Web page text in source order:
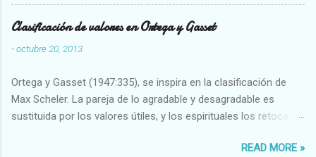
Clasificación de valores en Ortega y Gasset
-octubre 20, 2013
Ortega y Gasset (1947:335), se inspira en la clasificación de
Max Scheler. La pareja de lo agradable y desagradable es
sustituida por los valores útiles, y los espirituales los retoca.
Abundante-Escaso,etc 2 VITALES Sano-Enfermo Selecto-
READ MORE »